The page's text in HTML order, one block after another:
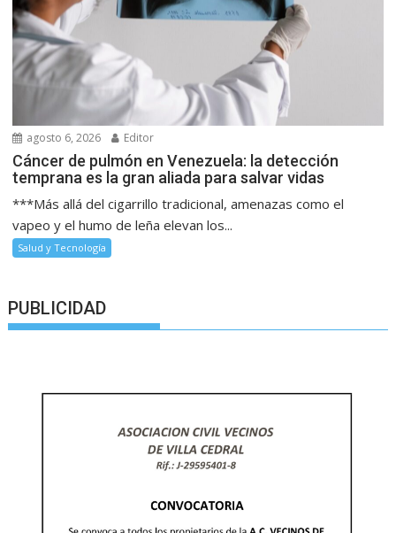
agosto 6, 2026 Editor
Cáncer de pulmón en Venezuela: la detección
temprana es la gran aliada para salvar vidas
***Más allá del cigarrillo tradicional, amenazas como el
vapeo y el humo de leña elevan los...
Salud y Tecnología
PUBLICIDAD